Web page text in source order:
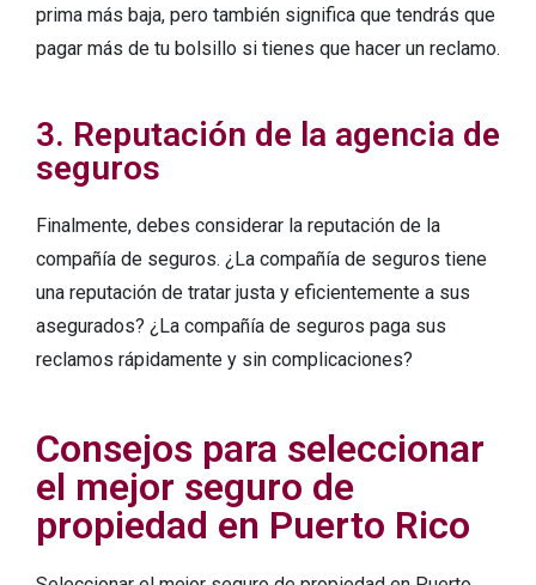
prima más baja, pero también significa que tendrás que
pagar más de tu bolsillo si tienes que hacer un reclamo.
3. Reputación de la agencia de
seguros
Finalmente, debes considerar la reputación de la
compañía de seguros. ¿La compañía de seguros tiene
una reputación de tratar justa y eficientemente a sus
asegurados? ¿La compañía de seguros paga sus
reclamos rápidamente y sin complicaciones?
Consejos para seleccionar
el mejor seguro de
propiedad en Puerto Rico